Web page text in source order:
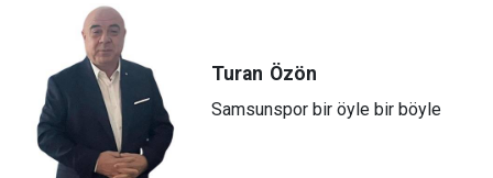
Turan Özön
Samsunspor bir öyle bir böyle